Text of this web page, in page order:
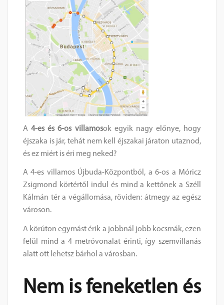
A4-es és 6-os villamosok egyik nagy előnye, hogy
éjszaka is jár, tehát nem kell éjszakai járaton utaznod,
és ez miért is éri meg neked?
A 4-es villamos Újbuda-Központból, a 6-os a Móricz
Zsigmond körtértől indul és mind a kettőnek a Széll
Kálmán tér a végállomása, röviden: átmegy az egész
városon.
A körúton egymást érik a jobbnál jobb kocsmák, ezen
felül mind a 4 metróvonalat érinti, így szemvillanás
alatt ott lehetsz bárhol a városban.
Nem is feneketlen és